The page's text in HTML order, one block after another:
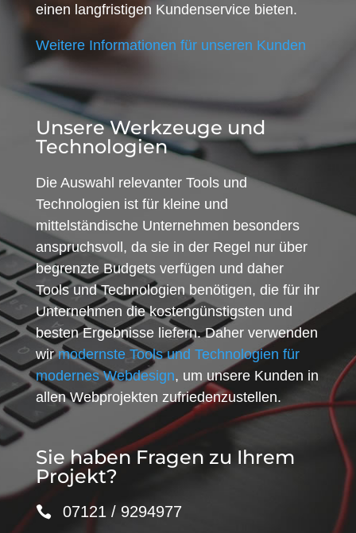
einen langfristigen Kundenservice bieten.
Weitere Informationen für unseren Kunden
Unsere Werkzeuge und
Technologien
Die Auswahl relevanter Tools und
Technologien ist für kleine und
mittelständische Unternehmen besonders
anspruchsvoll, da sie in der Regel nur über
begrenzte Budgets verfügen und daher
Tools und Technologien benötigen, die für ihr
Unternehmen die kostengünstigsten und
besten Ergebnisse liefern. Daher verwenden
wirmodernste Tools und Technologien für
modernes Webdesign, um unsere Kunden in
allen Webprojekten zufriedenzustellen.
Sie haben Fragen zu Ihrem
Projekt?
07121 / 9294977